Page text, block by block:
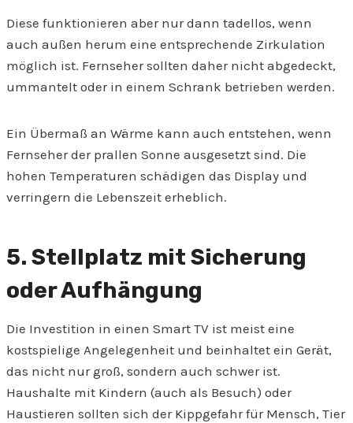
Diese funktionieren aber nur dann tadellos, wenn
auch außen herum eine entsprechende Zirkulation
möglich ist. Fernseher sollten daher nicht abgedeckt,
ummantelt oder in einem Schrank betrieben werden.
Ein Übermaß an Wärme kann auch entstehen, wenn
Fernseher der prallen Sonne ausgesetzt sind. Die
hohen Temperaturen schädigen das Display und
verringern die Lebenszeit erheblich.
5. Stellplatz mit Sicherung
oder Aufhängung
Die Investition in einen Smart TV ist meist eine
kostspielige Angelegenheit und beinhaltet ein Gerät,
das nicht nur groß, sondern auch schwer ist.
Haushalte mit Kindern (auch als Besuch) oder
Haustieren sollten sich der Kippgefahr für Mensch, Tier